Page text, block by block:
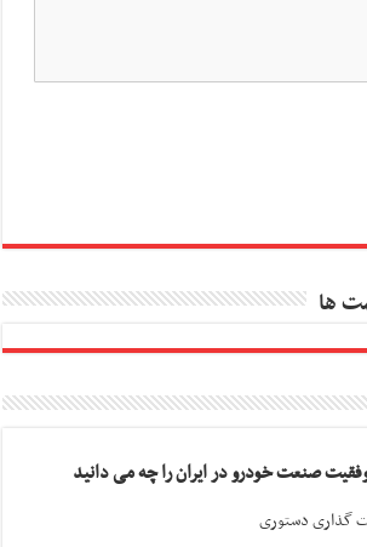
ها
صنعت خودرو در ایران را چه می دانید
گذاری دستوری